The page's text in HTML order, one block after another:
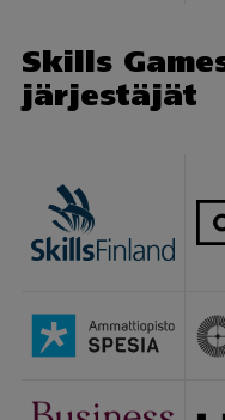
Skills
järjestäjät